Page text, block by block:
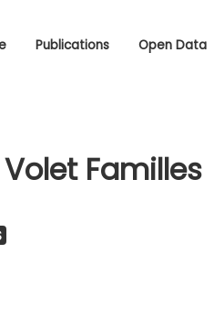
Publications Open Data
Familles